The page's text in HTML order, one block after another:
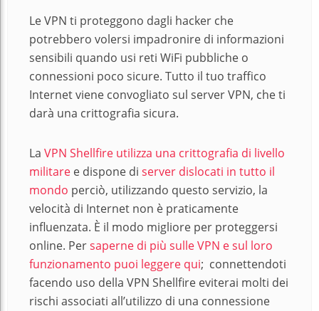
Le VPN ti proteggono dagli hacker che
potrebbero volersi impadronire di informazioni
sensibili quando usi reti WiFi pubbliche o
connessioni poco sicure. Tutto il tuo traffico
Internet viene convogliato sul server VPN, che ti
darà una crittografia sicura.
La VPN Shellfire utilizza una crittografia di livello
militare e dispone di server dislocati in tutto il
mondo perciò, utilizzando questo servizio, la
velocità di Internet non è praticamente
influenzata. È il modo migliore per proteggersi
online. Persaperne di più sulle VPN e sul loro
funzionamento puoi leggere qui; connettendoti
facendo uso della VPN Shellfire eviterai molti dei
rischi associati all’utilizzo di una connessione